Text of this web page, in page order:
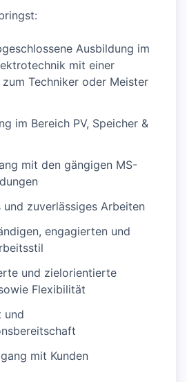
Ausbildung im
mit einer
Techniker oder Meister
im Bereich PV, Speicher &
mit den gängigen MS-
und zuverlässiges Arbeiten
engagierten und
und zielorientierte
Flexibilität
und
mit Kunden